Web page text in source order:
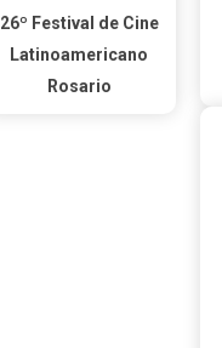
26º Festival de Cine
Latinoamericano
Rosario